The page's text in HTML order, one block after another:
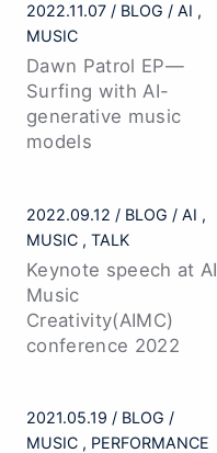
2022.11.07 BLOG
AI
MUSIC
Dawn Patrol EP—
Surfing with AI-
generative music
models
2022.09.12 BLOG
AI
MUSIC
TALK
Keynote speech at AI
Music
Creativity(AIMC)
conference 2022
2021.05.19
BLOG
MUSIC
PERFORMANCE